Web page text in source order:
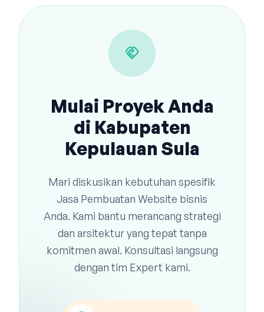
handshake
Mulai Proyek Anda
di Kabupaten
Kepulauan Sula
Mari diskusikan kebutuhan spesifik
Jasa Pembuatan Website bisnis
Anda. Kami bantu merancang strategi
dan arsitektur yang tepat tanpa
komitmen awal. Konsultasi langsung
dengan tim Expert kami.